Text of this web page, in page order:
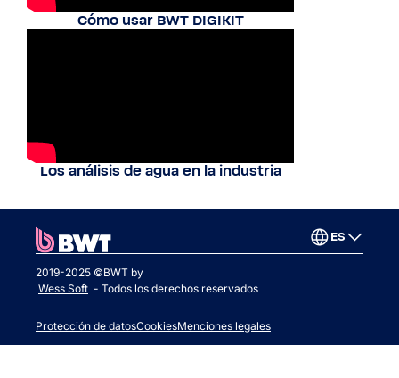
Cómo usar BWT DIGIKIT
Los análisis de agua en la industria
ES
2019-2025 ©BWT by
Wess Soft - Todos los derechos reservados
Protección de datosCookiesMenciones legales